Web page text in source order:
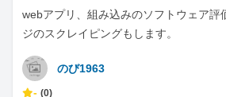
webアプリ、組み込みのソフトウェア評
ジのスクレイピングもします。
のび1963
- (0)